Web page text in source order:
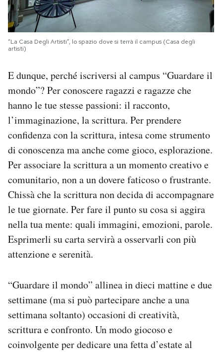
“La Casa Degli Artisti”, lo spazio dove si terrà il campus (Casa degli
artisti)
E dunque, perché iscriversi al campus “Guardare il
mondo”? Per conoscere ragazzi e ragazze che
hanno le tue stesse passioni: il racconto,
l’immaginazione, la scrittura. Per prendere
confidenza con la scrittura, intesa come strumento
di conoscenza ma anche come gioco, esplorazione.
Per associare la scrittura a un momento creativo e
comunitario, non a un dovere faticoso o frustrante.
Chissà che la scrittura non decida di accompagnare
le tue giornate. Per fare il punto su cosa si aggira
nella tua mente: quali immagini, emozioni, parole.
Esprimerli su carta servirà a osservarli con più
attenzione e serenità.
“Guardare il mondo” allinea in dieci mattine e due
settimane (ma si può partecipare anche a una
settimana soltanto) occasioni di creatività,
scrittura e confronto. Un modo giocoso e
coinvolgente per dedicare una fetta d’estate al